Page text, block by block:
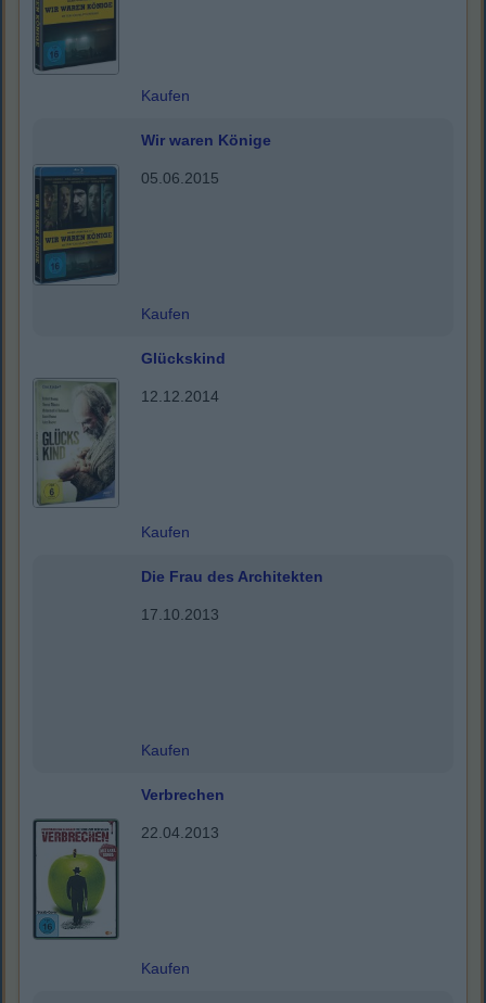
Kaufen
Wir waren Könige
05.06.2015
Kaufen
Glückskind
12.12.2014
Kaufen
Die Frau des Architekten
17.10.2013
Kaufen
Verbrechen
22.04.2013
Kaufen